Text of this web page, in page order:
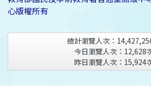
心版權所有
總計瀏覽人次：
今日瀏覽人次： 12,628
昨日瀏覽人次： 15,924